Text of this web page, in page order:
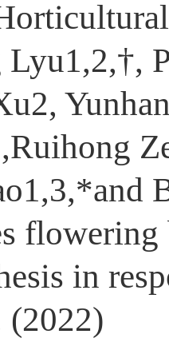
Lyu1,2,†,
in
(2022)